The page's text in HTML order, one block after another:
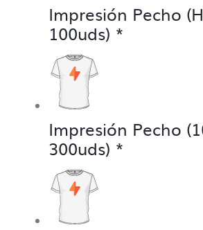
Impresión Pecho
100uds) *
Impresión Pecho
300uds) *